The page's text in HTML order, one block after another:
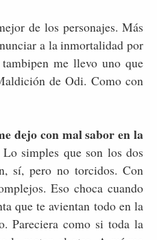
de los personajes. Más
a la inmortalidad por
me llevo uno que
de Odi. Como con
dejo con mal sabor en la
simples que son los dos
sí, pero no torcidos. Con
Eso choca cuando
que te avientan todo en la
Pareciera como si toda la